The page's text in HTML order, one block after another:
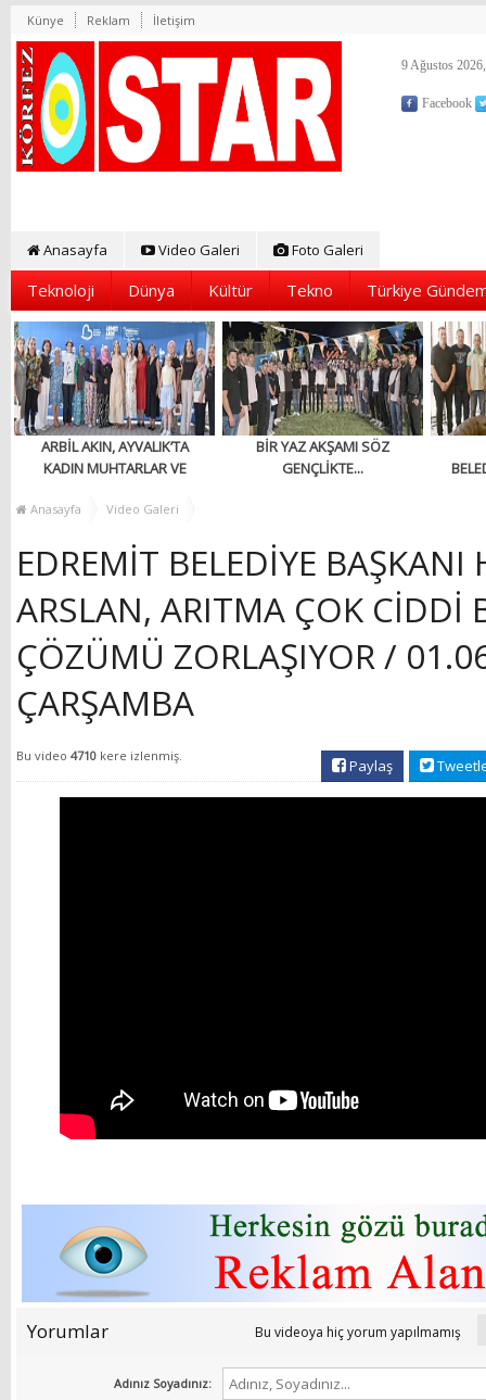
Künye Reklam İletişim
9 Ağustos
Facebook
Anasayfa Video Galeri Foto Galeri
Teknoloji Dünya Kültür Tekno Türkiye
ARBİL AKIN, AYVALIK’TA
KADIN MUHTARLAR VE
BULUŞTU
BİR YAZ AKŞAMI SÖZ
GENÇLİKTE...
Anasayfa Video Galeri
EDREMİT BELEDİYE BAŞKANI
ARSLAN, ARITMA ÇOK CİDDİ
ÇÖZÜMÜ ZORLAŞIYOR /
ÇARŞAMBA
Bu video 4710 kere izlenmiş.
Paylaş
Yorumlar Bu videoya hiç yorum yapılmamış
Adınız Soyadınız: